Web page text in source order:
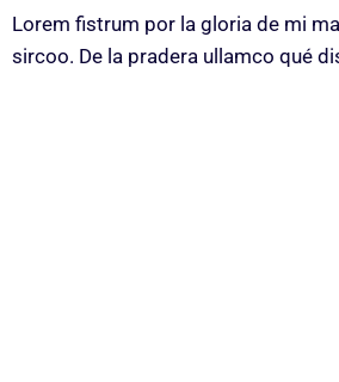
Lorem fistrum por la gloria de mi
sircoo. De la pradera ullamco qué